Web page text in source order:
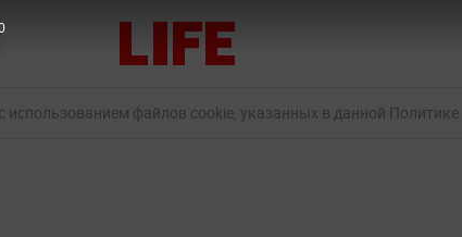
использованием файлов cookie, указанных в данной Политике.